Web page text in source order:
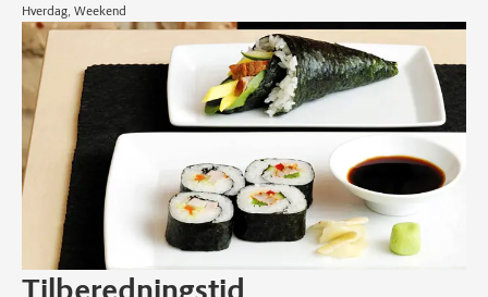
Hverdag, Weekend
Tilberedningstid